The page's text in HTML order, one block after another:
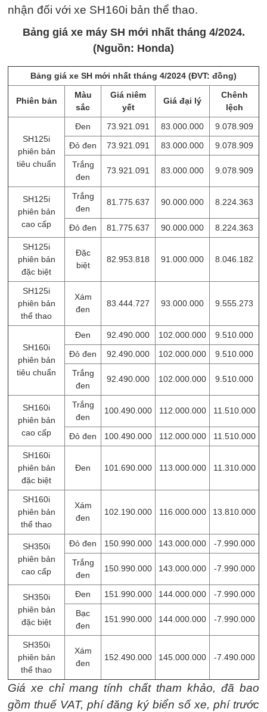
nhận đối với xe SH160i bản thể thao.
Bảng giá xe máy SH mới nhất tháng 4/2024.
(Nguồn: Honda)
Bảng giá xe SH mới nhất tháng 4/2024 (ĐVT: đồng)
Phiên bản
Màu
sắc
Giá niêm
yết
Giá đại lý
Chênh
lệch
SH125i
phiên bản
tiêu chuẩn
Đen 73.921.091 83.000.000
9.078.909
Đỏ đen
73.921.091 83.000.000
9.078.909
Trắng
đen
73.921.091 83.000.000 9.078.909
SH125i
phiên bản
cao cấp
Trắng
đen
81.775.637 90.000.000 8.224.363
Đỏ đen 81.775.637 90.000.000
8.224.363
SH125i
phiên bản
đặc biệt
Đặc
biệt
82.953.818 91.000.000 8.046.182
SH125i
phiên bản
thể thao
Xám
đen
83.444.727 93.000.000 9.555.273
SH160i
phiên bản
tiêu chuẩn
Đen 92.490.000 102.000.000
9.510.000
Đỏ đen
92.490.000 102.000.000
9.510.000
Trắng
đen
92.490.000 102.000.000 9.510.000
SH160i
phiên bản
cao cấp
Trắng
đen
100.490.000 112.000.000 11.510.000
Đỏ đen 100.490.000 112.000.000
11.510.000
SH160i
phiên bản
đặc biệt
Đen 101.690.000 113.000.000 11.310.000
SH160i
phiên bản
thể thao
Xám
đen
102.190.000 116.000.000 13.810.000
SH350i
phiên bản
cao cấp
Đỏ đen 150.990.000 143.000.000
-7.990.000
Trắng
đen
150.990.000 143.000.000 -7.990.000
SH350i
phiên bản
đặc biệt
Đen 151.990.000 144.000.000
-7.990.000
Bạc
đen
151.990.000 144.000.000 -7.990.000
SH350i
phiên bản
thể thao
Xám
đen
152.490.000 145.000.000 -7.490.000
Giá xe chỉ mang tính chất tham khảo, đã bao
gồm thuế VAT, phí đăng ký biển số xe, phí trước